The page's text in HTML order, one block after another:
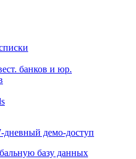
банков и юр.
дневный демо-доступ
базу данных